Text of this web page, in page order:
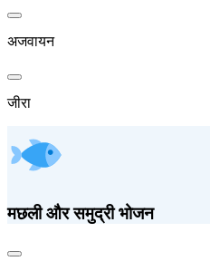
अजवायन
जीरा
मछली और समुद्री भोजन